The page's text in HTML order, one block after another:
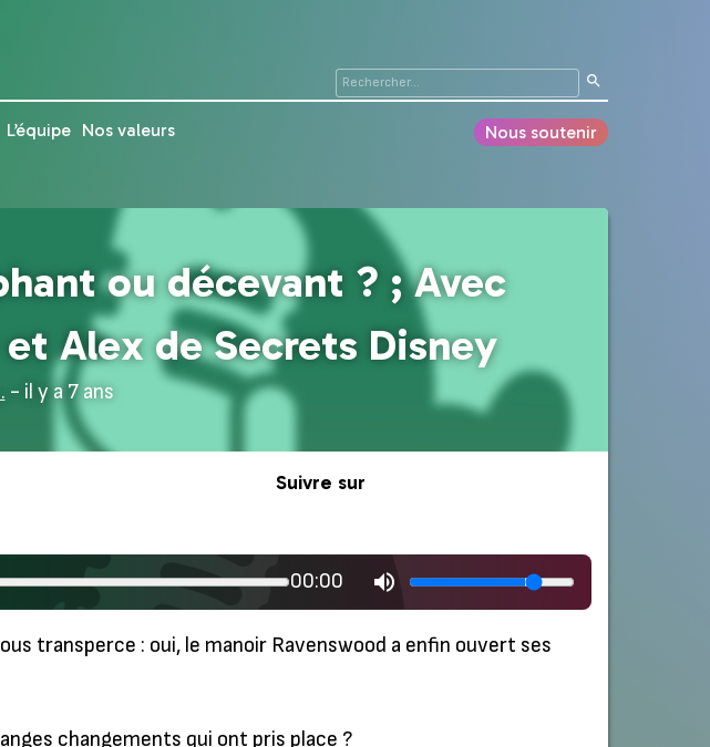
L’équipe Nos valeurs Nous soutenir
ou décevant ? ; Avec
Alex de Secrets Disney
- il y a 7 ans
Suivre sur
00:00
transperce : oui, le manoir Ravenswood a enfin ouvert ses
changements qui ont pris place ?